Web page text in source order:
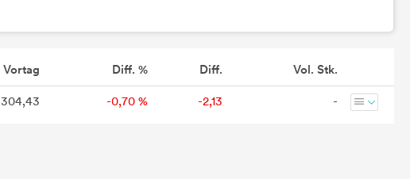
Vortag Diff. % Diff. Vol. Stk.
304,43 -0,70 % -2,13 -